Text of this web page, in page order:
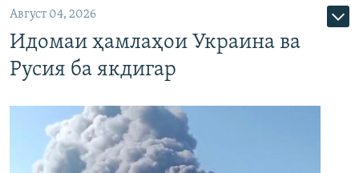
Август 04, 2026
Идомаи ҳамлаҳои Украина ва
Русия ба якдигар